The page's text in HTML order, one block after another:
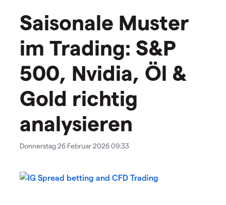
Saisonale Muster
im Trading: S&P
500, Nvidia, Öl &
Gold richtig
analysieren
Donnerstag 26 Februar 2026 09:33